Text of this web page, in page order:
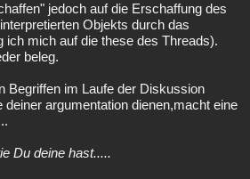
jedoch auf die Erschaffung des
Objekts durch das
ich mich auf die these des Threads).
beleg.
Begriffen im Laufe der Diskussion
argumentation dienen,macht eine
Du deine hast.....